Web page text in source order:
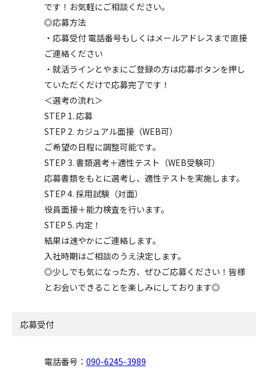
です！お気軽にご相談ください。
◎応募方法
・応募受付 電話番号もしくはメールアドレスまで直接
ご連絡ください
・就活ラインとやまにご登録の方は応募ボタンを押し
ていただくだけで応募完了です！
＜選考の流れ＞
STEP 1. 応募
STEP 2. カジュアル面接（WEB可）
ご希望の日程に調整可能です。
STEP 3. 書類選考＋適性テスト（WEB受験可）
応募書類をもとに選考し、適性テストを実施します。
STEP 4. 採用試験（対面）
役員面接＋能力検査を行います。
STEP 5. 内定！
結果は速やかにご連絡します。
入社時期はご相談のうえ決定します。
◎少しでも気になった方、ぜひご応募ください！皆様
とお会いできることを楽しみにしております◎
応募受付
電話番号： 090-6245-3989